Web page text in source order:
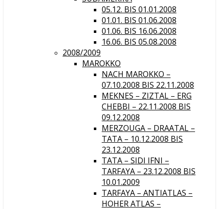
05.12. BIS 01.01.2008
01.01. BIS 01.06.2008
01.06. BIS 16.06.2008
16.06. BIS 05.08.2008
2008/2009
MAROKKO
NACH MAROKKO –
07.10.2008 BIS 22.11.2008
MEKNES – ZIZTAL – ERG
CHEBBI – 22.11.2008 BIS
09.12.2008
MERZOUGA – DRAATAL –
TATA – 10.12.2008 BIS
23.12.2008
TATA – SIDI IFNI –
TARFAYA – 23.12.2008 BIS
10.01.2009
TARFAYA – ANTIATLAS –
HOHER ATLAS –